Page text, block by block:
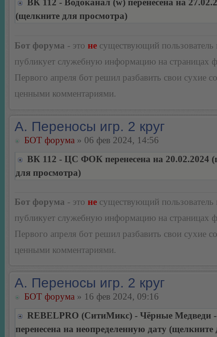
ВК 112 - Водоканал (w) перенесена на
(щелкните для просмотра)
Бот форума - это не существующий пользователь
публикует служебную информацию на страницах
Первого апреля бот решил разбавить свои сухие
ценными комментариями.
А. Переносы игр. 2 круг
БОТ форума » 06 фев 2024, 14:56
ВК 112 - ЦС ФОК перенесена на 20.02.2024
для просмотра)
Бот форума - это не существующий пользователь
публикует служебную информацию на страницах
Первого апреля бот решил разбавить свои сухие
ценными комментариями.
А. Переносы игр. 2 круг
БОТ форума » 16 фев 2024, 09:16
REBELPRO (СитиМикс) - Чёрные Медведи
перенесена на неопределенную дату (щелкните